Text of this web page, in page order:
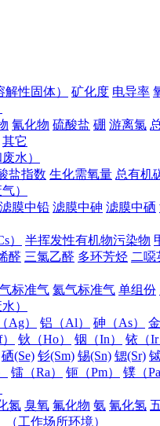
性固体） 矿化度 电导率
氰化物 硫酸盐 硼 游离氯
其它
水）
盐指数 生化需氧量 总有机
）
滤膜中铅 滤膜中砷 滤膜中硒
）
半挥发性有机物污染物
醛 三氯乙醛 多环芳烃 二噁
标准气 氦气标准气 单组份
）
Ag） 铝（Al） 砷（As）
钬（Ho） 铟（In） 铱（Ir
硒(Se) 钐(Sm) 锡(Sn) 锶(Sr)
镭（Ra） 钷（Pm） 镤（Pa
氮 臭氧 氟化物 氨 氰化氢
工作场所环境）